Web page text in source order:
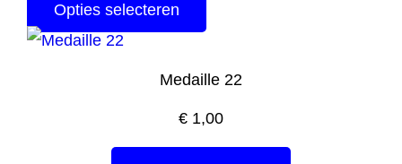
Opties selecteren
Medaille 22
€ 1,00